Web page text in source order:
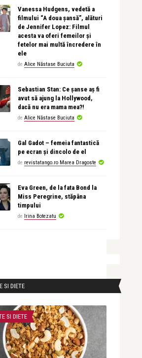
Vanessa Hudgens, vedetă a
filmului “A doua șansă”, alături
de Jennifer Lopez: Filmul
acesta va oferi femeilor și
fetelor mai multă încredere în
ele
de Alice Năstase Buciuta
Sebastian Stan: Ce șanse aș fi
avut să ajung la Hollywood,
dacă nu era mama mea?!
de Alice Năstase Buciuta
Gal Gadot – femeia fantastică
pe ecran și dincolo de el
de revistatango.ro Marea Dragoste
Eva Green, de la fata Bond la
Miss Peregrine, stăpâna
timpului
de Irina Botezatu
SI DIETE
SI DIETE